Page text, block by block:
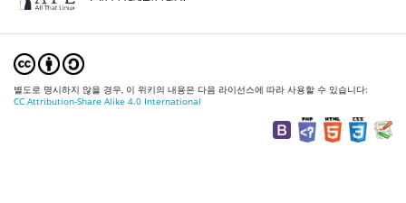
별도로 명시하지 않을 경우, 이 위키의 내용은 다음 라이선스에 따라 사용할 수 있습니다:
CC Attribution-Share Alike 4.0 International